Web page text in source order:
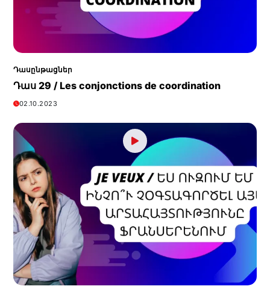
Դասընթացներ
Դաս 29 / Les conjonctions de coordination
02.10.2023